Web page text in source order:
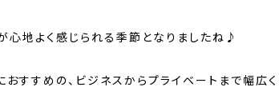
心地よく感じられる季節となりましたね♪
おすすめの、ビジネスからプライベートまで幅広